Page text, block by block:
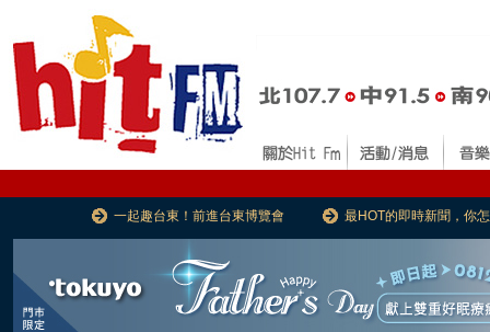
一起趣台東！前進台東博覽會 最HOT的即時新聞，你